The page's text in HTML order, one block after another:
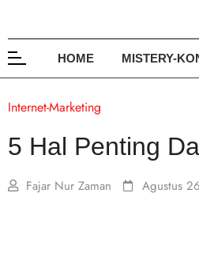
HOME MISTERY-
Internet-Marketing
5 Hal Penting
Fajar Nur Zaman Agustus